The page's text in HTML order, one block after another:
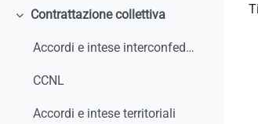
Minimizza
Contrattazione collettiva
Accordi e intese interconfederali
CCNL
Accordi e intese territoriali